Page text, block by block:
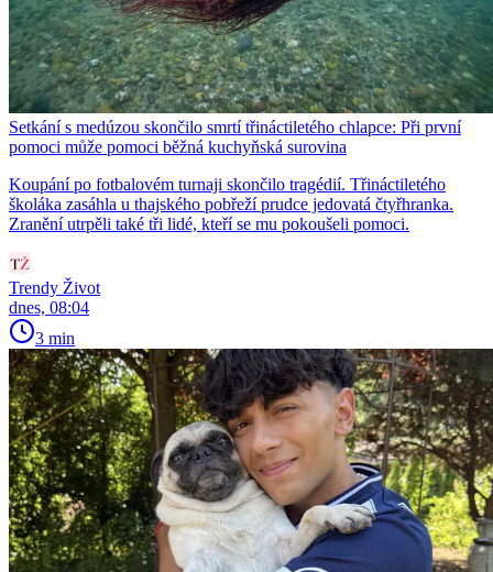
Setkání s medúzou skončilo smrtí třináctiletého chlapce: Při první
pomoci může pomoci běžná kuchyňská surovina
Koupání po fotbalovém turnaji skončilo tragédií. Třináctiletého
školáka zasáhla u thajského pobřeží prudce jedovatá čtyřhranka.
Zranění utrpěli také tři lidé, kteří se mu pokoušeli pomoci.
Trendy Život
dnes, 08:04
3 min